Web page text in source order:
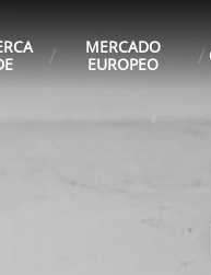
MERCADO
EUROPEO